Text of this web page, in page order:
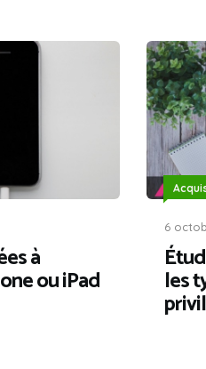
à
ou iPad
6
les